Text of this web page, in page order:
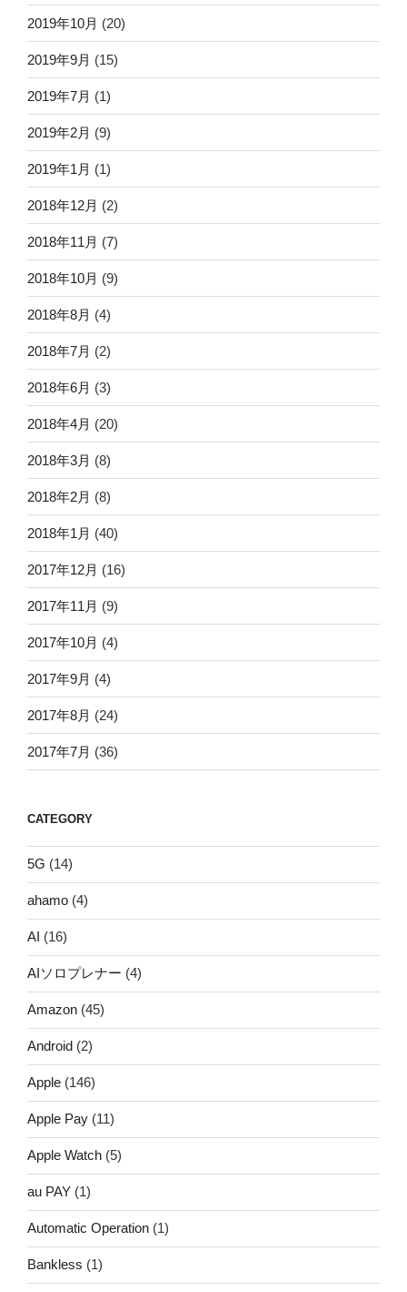
2019年10月 (20)
2019年9月 (15)
2019年7月 (1)
2019年2月 (9)
2019年1月 (1)
2018年12月 (2)
2018年11月 (7)
2018年10月 (9)
2018年8月 (4)
2018年7月 (2)
2018年6月 (3)
2018年4月 (20)
2018年3月 (8)
2018年2月 (8)
2018年1月 (40)
2017年12月 (16)
2017年11月 (9)
2017年10月 (4)
2017年9月 (4)
2017年8月 (24)
2017年7月 (36)
CATEGORY
5G (14)
ahamo (4)
AI (16)
AIソロプレナー (4)
Amazon (45)
Android (2)
Apple (146)
Apple Pay (11)
Apple Watch (5)
au PAY (1)
Automatic Operation (1)
Bankless (1)